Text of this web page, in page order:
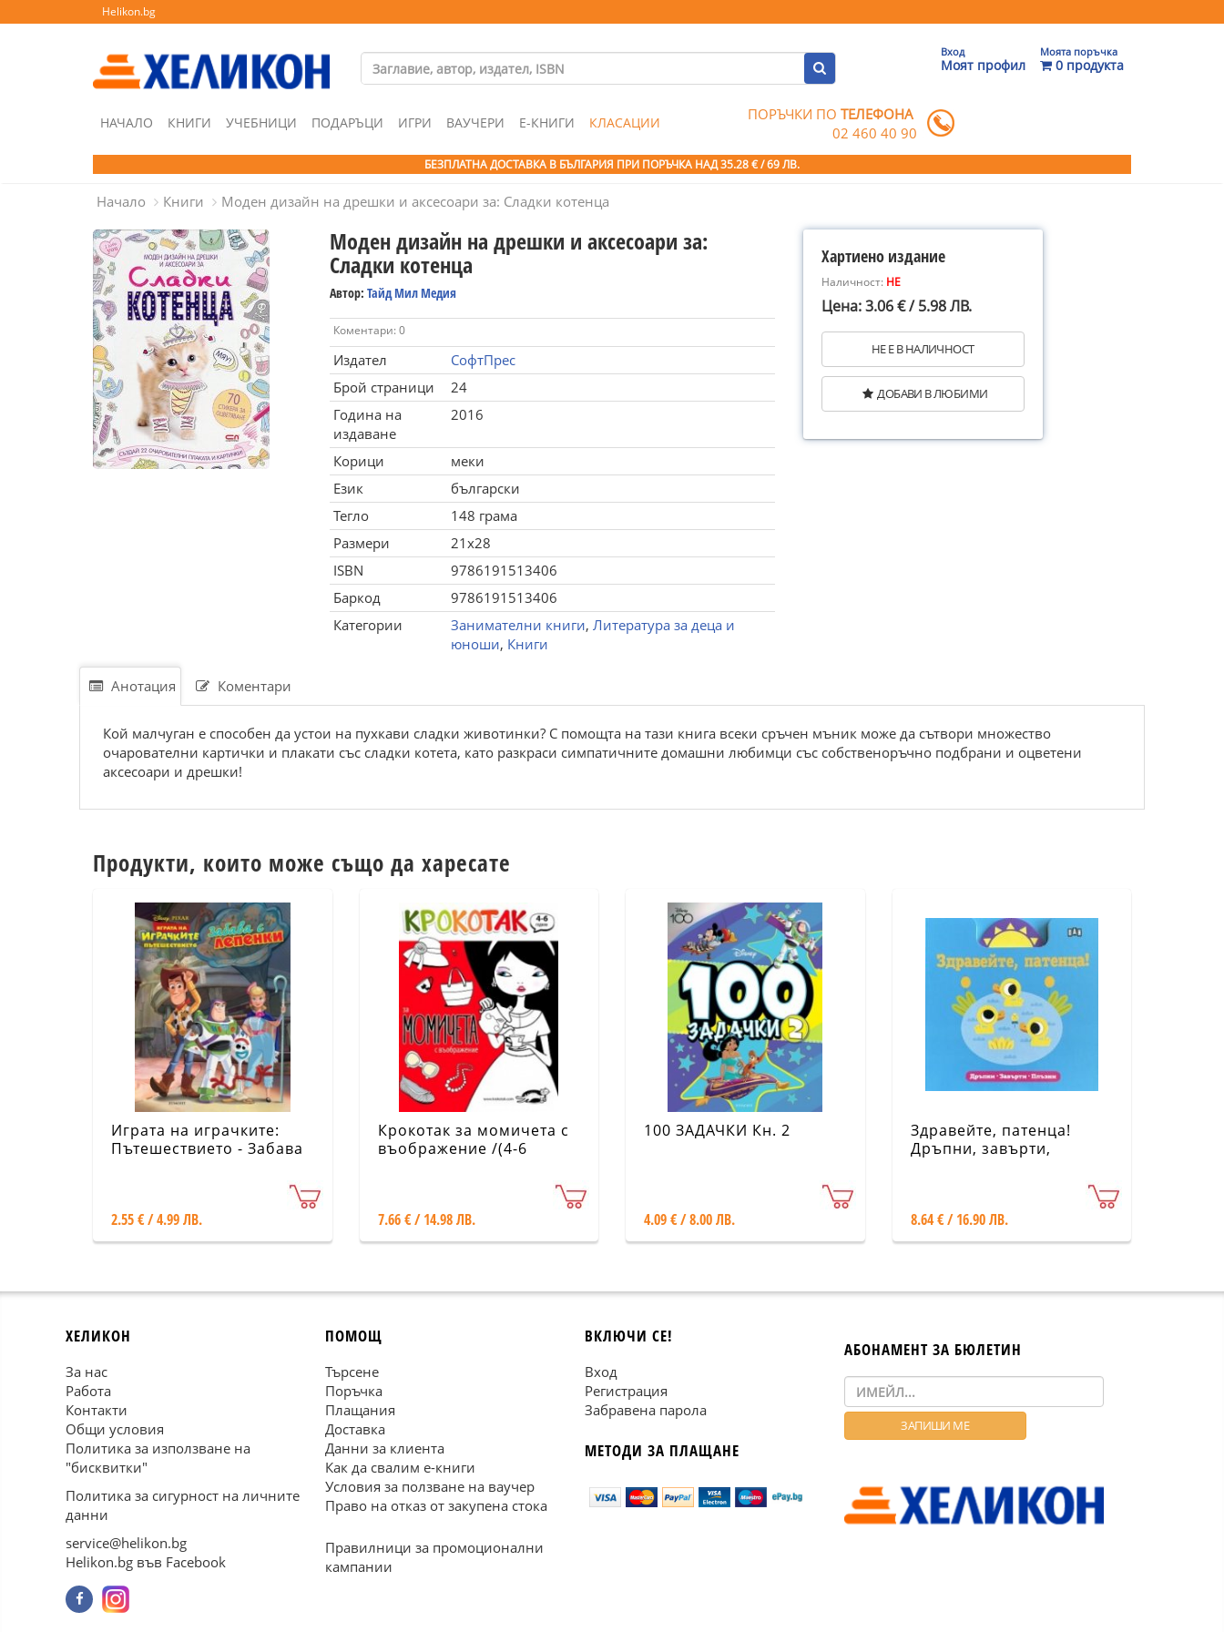
Helikon.bg
Вход
Моят профил
Моята поръчка
0 продукта
НАЧАЛО КНИГИ УЧЕБНИЦИ ПОДАРЪЦИ ИГРИ ВАУЧЕРИ Е-КНИГИ КЛАСАЦИИ ПОРЪЧКИ ПОТЕЛЕФОНА
02 460 40 90
БЕЗПЛАТНА ДОСТАВКА В БЪЛГАРИЯ ПРИ ПОРЪЧКА НАД 35.28 € / 69 ЛВ.
Начало Книги Моден дизайн на дрешки и аксесоари за: Сладки котенца
Моден дизайн на дрешки и аксесоари за:
Сладки котенца
Автор: Тайд Мил Медия
Коментари: 0
Издател
СофтПрес
Брой страници
24
Година на
издаване
2016
Корици
меки
Език
български
Тегло
148 грама
Размери
21x28
ISBN
9786191513406
Баркод
9786191513406
Категории
Занимателни книги, Литература за деца и
юноши, Книги
Хартиено издание
Наличност: НЕ
Цена: 3.06 € / 5.98 ЛВ.
НЕ Е В НАЛИЧНОСТ
ДОБАВИ В ЛЮБИМИ
Анотация Коментари
Кой малчуган е способен да устои на пухкави сладки животинки? С помощта на тази книга всеки сръчен мъник може да сътвори множество
очарователни картички и плакати със сладки котета, като разкраси симпатичните домашни любимци със собственоръчно подбрани и оцветени
аксесоари и дрешки!
Продукти, които може също да харесате
Играта на играчките:
Пътешествието - Забава
2.55 € / 4.99 ЛВ.
Крокотак за момичета с
въображение /(4-6
7.66 € / 14.98 ЛВ.
100 ЗАДАЧКИ Кн. 2
4.09 € / 8.00 ЛВ.
Здравейте, патенца!
Дръпни, завърти,
8.64 € / 16.90 ЛВ.
ХЕЛИКОН
За нас
Работа
Контакти
Общи условия
Политика за използване на
"бисквитки"
Политика за сигурност на личните
данни
service@helikon.bg
Helikon.bg във Facebook
ПОМОЩ
Търсене
Поръчка
Плащания
Доставка
Данни за клиента
Как да свалим е-книги
Условия за ползване на ваучер
Право на отказ от закупена стока
Правилници за промоционални
кампании
ВКЛЮЧИ СЕ!
Вход
Регистрация
Забравена парола
МЕТОДИ ЗА ПЛАЩАНЕ
АБОНАМЕНТ ЗА БЮЛЕТИН